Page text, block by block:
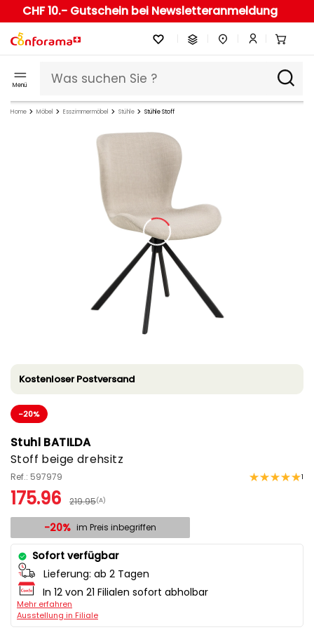
CHF 10.- Gutschein bei Newsletteranmeldung
Menü
Home Möbel Esszimmermöbel Stühle Stühle Stoff
Kostenloser Postversand
-20%
Stuhl BATILDA
Stoff beige drehsitz
Ref.: 597979 1
175.96 219.95(A)
-20% im Preis inbegriffen
Sofort verfügbar
Lieferung: ab 2 Tagen
In 12 von 21 Filialen sofort abholbar
Mehr erfahren
Ausstellung in Filiale